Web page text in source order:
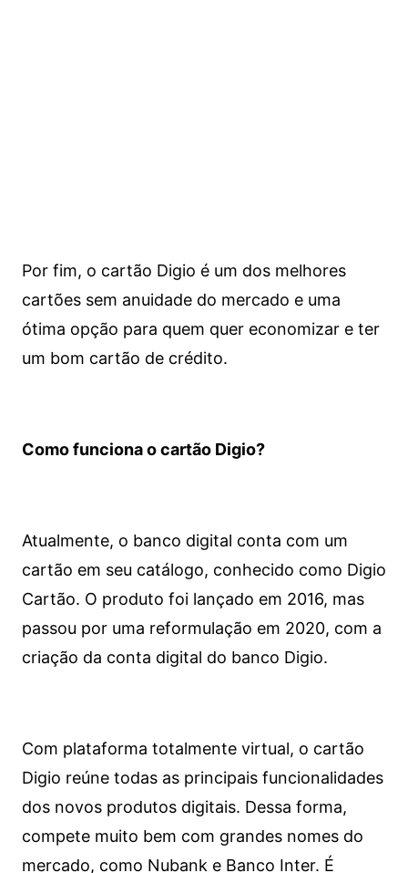
Por fim, o cartão Digio é um dos melhores
cartões sem anuidade do mercado e uma
ótima opção para quem quer economizar e ter
um bom cartão de crédito.
Como funciona o cartão Digio?
Atualmente, o banco digital conta com um
cartão em seu catálogo, conhecido como Digio
Cartão. O produto foi lançado em 2016, mas
passou por uma reformulação em 2020, com a
criação da conta digital do banco Digio.
Com plataforma totalmente virtual, o cartão
Digio reúne todas as principais funcionalidades
dos novos produtos digitais. Dessa forma,
compete muito bem com grandes nomes do
mercado, como Nubank e Banco Inter. É